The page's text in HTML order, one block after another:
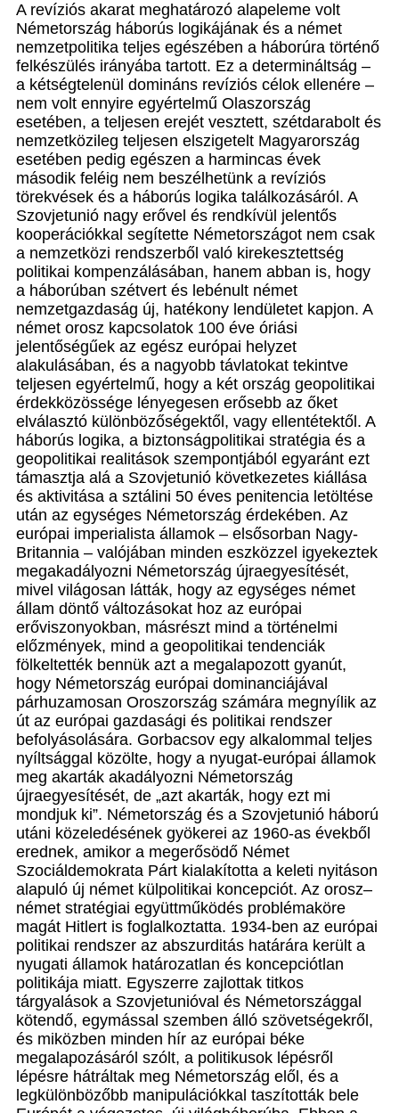
A revíziós akarat meghatározó alapeleme volt
Németország háborús logikájának és a német
nemzetpolitika teljes egészében a háborúra történő
felkészülés irányába tartott. Ez a determináltság –
a kétségtelenül domináns revíziós célok ellenére –
nem volt ennyire egyértelmű Olaszország
esetében, a teljesen erejét vesztett, szétdarabolt és
nemzetközileg teljesen elszigetelt Magyarország
esetében pedig egészen a harmincas évek
második feléig nem beszélhetünk a revíziós
törekvések és a háborús logika találkozásáról. A
Szovjetunió nagy erővel és rendkívül jelentős
kooperációkkal segítette Németországot nem csak
a nemzetközi rendszerből való kirekesztettség
politikai kompenzálásában, hanem abban is, hogy
a háborúban szétvert és lebénult német
nemzetgazdaság új, hatékony lendületet kapjon. A
német orosz kapcsolatok 100 éve óriási
jelentőségűek az egész európai helyzet
alakulásában, és a nagyobb távlatokat tekintve
teljesen egyértelmű, hogy a két ország geopolitikai
érdekközössége lényegesen erősebb az őket
elválasztó különbözőségektől, vagy ellentétektől. A
háborús logika, a biztonságpolitikai stratégia és a
geopolitikai realitások szempontjából egyaránt ezt
támasztja alá a Szovjetunió következetes kiállása
és aktivitása a sztálini 50 éves penitencia letöltése
után az egységes Németország érdekében. Az
európai imperialista államok – elsősorban Nagy-
Britannia – valójában minden eszközzel igyekeztek
megakadályozni Németország újraegyesítését,
mivel világosan látták, hogy az egységes német
állam döntő változásokat hoz az európai
erőviszonyokban, másrészt mind a történelmi
előzmények, mind a geopolitikai tendenciák
fölkeltették bennük azt a megalapozott gyanút,
hogy Németország európai dominanciájával
párhuzamosan Oroszország számára megnyílik az
út az európai gazdasági és politikai rendszer
befolyásolására. Gorbacsov egy alkalommal teljes
nyíltsággal közölte, hogy a nyugat-európai államok
meg akarták akadályozni Németország
újraegyesítését, de „azt akarták, hogy ezt mi
mondjuk ki”. Németország és a Szovjetunió háború
utáni közeledésének gyökerei az 1960-as évekből
erednek, amikor a megerősödő Német
Szociáldemokrata Párt kialakította a keleti nyitáson
alapuló új német külpolitikai koncepciót. Az orosz–
német stratégiai együttműködés problémaköre
magát Hitlert is foglalkoztatta. 1934-ben az európai
politikai rendszer az abszurditás határára került a
nyugati államok határozatlan és koncepciótlan
politikája miatt. Egyszerre zajlottak titkos
tárgyalások a Szovjetunióval és Németországgal
kötendő, egymással szemben álló szövetségekről,
és miközben minden hír az európai béke
megalapozásáról szólt, a politikusok lépésről
lépésre hátráltak meg Németország elől, és a
legkülönbözőbb manipulációkkal taszították bele